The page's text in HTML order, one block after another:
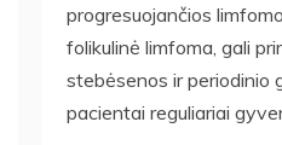
progresuojančios
folikulinė limfoma, gali
stebėsenos ir periodinio
pacientai reguliariai